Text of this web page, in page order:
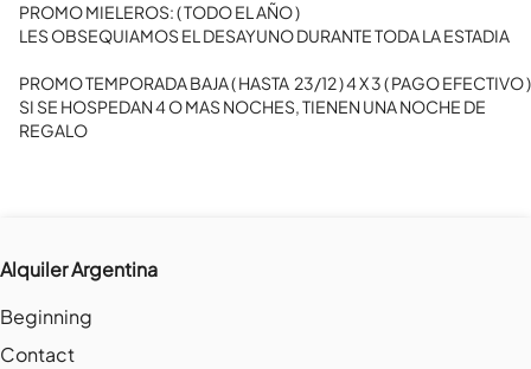
PROMO MIELEROS: ( TODO EL AÑO )
LES OBSEQUIAMOS EL DESAYUNO DURANTE TODA LA ESTADIA
PROMO TEMPORADA BAJA ( HASTA  23/12 ) 4 X 3 ( PAGO EFECTIVO )
SI SE HOSPEDAN 4 O MAS NOCHES, TIENEN UNA NOCHE DE
REGALO
Alquiler Argentina
Beginning
Contact